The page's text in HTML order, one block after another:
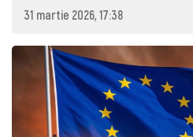
31 martie 2026, 17:38